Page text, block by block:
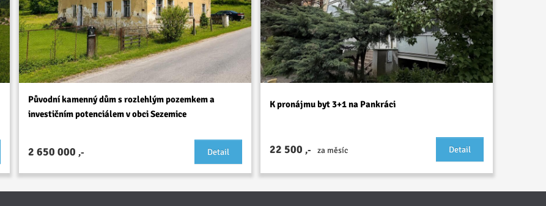
Původní kamenný dům s rozlehlým pozemkem a
investičním potenciálem v obci Sezemice
2 650 000 ,- Detail
K pronájmu byt 3+1 na Pankráci
22 500 ,- za měsíc Detail